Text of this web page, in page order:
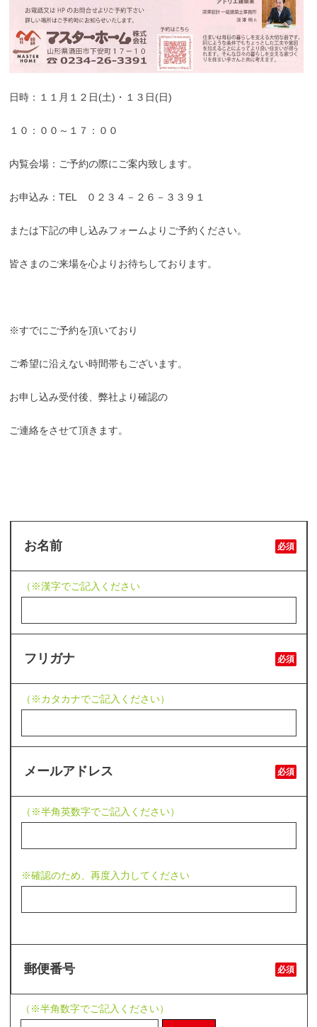
日時：１１月１２日(土)・１３日(日)
１０：００～１７：００
内覧会場：ご予約の際にご案内致します。
お申込み：TEL ０２３４－２６－３３９１
または下記の申し込みフォームよりご予約ください。
皆さまのご来場を心よりお待ちしております。
※すでにご予約を頂いており
ご希望に沿えない時間帯もございます。
お申し込み受付後、弊社より確認の
ご連絡をさせて頂きます。
お名前 必須
（※漢字でご記入ください
フリガナ 必須
（※カタカナでご記入ください）
メールアドレス 必須
（※半角英数字でご記入ください）
※確認のため、再度入力してください
郵便番号 必須
（※半角数字でご記入ください）